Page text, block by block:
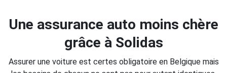
Une assurance auto moins chère
grâce à Solidas
Assurer une voiture est certes obligatoire en Belgique mais